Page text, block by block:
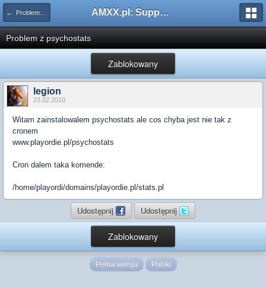
← Problemy z pluginami AMXX.pl: Support AMX Mod X i SourceMod
Problem z psychostats
Zablokowany
legion
23.02.2010
Witam zainstalowalem psychostats ale cos chyba jest nie tak z
cronem
www.playordie.pl/psychostats
Cron dalem taka komende:
/home/playordi/domains/playordie.pl/stats.pl
Udostępnij Udostępnij
Zablokowany
Pełna wersja Polski